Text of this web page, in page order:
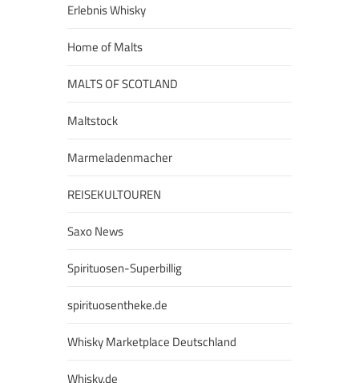
Erlebnis Whisky
Home of Malts
MALTS OF SCOTLAND
Maltstock
Marmeladenmacher
REISEKULTOUREN
Saxo News
Spirituosen-Superbillig
spirituosentheke.de
Whisky Marketplace Deutschland
Whisky.de